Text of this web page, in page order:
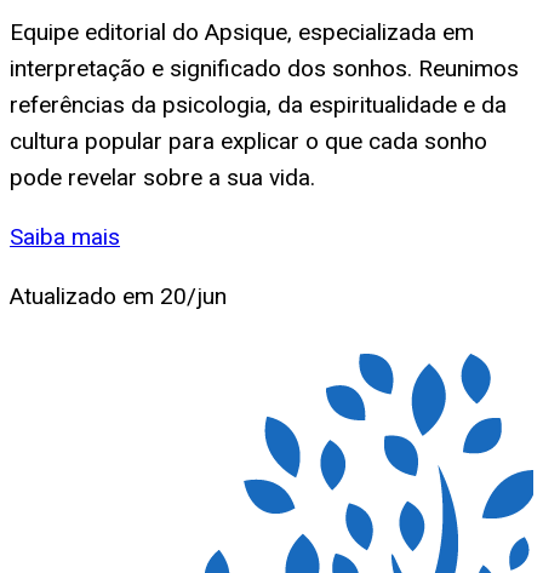
Equipe editorial do Apsique, especializada em
interpretação e significado dos sonhos. Reunimos
referências da psicologia, da espiritualidade e da
cultura popular para explicar o que cada sonho
pode revelar sobre a sua vida.
Saiba mais
Atualizado em 20/jun